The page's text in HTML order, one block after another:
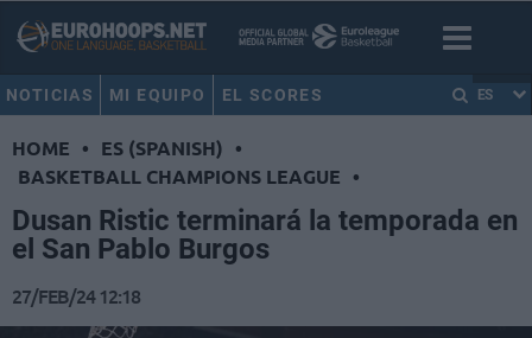
NOTICIAS MI EQUIPO EL SCORES ES
HOME • ES (SPANISH) •
BASKETBALL CHAMPIONS LEAGUE •
Dusan Ristic terminará la temporada en
el San Pablo Burgos
27/FEB/24 12:18